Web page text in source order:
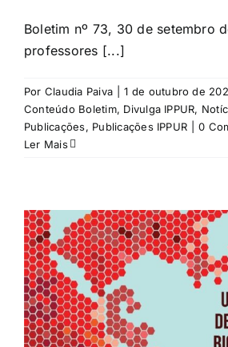
Boletim nº 73, 30 de setembro
professores [...]
Por Claudia Paiva 1 de outubro de
Conteúdo Boletim, Divulga IPPUR,
Publicações, Publicações IPPUR
0
Ler Mais